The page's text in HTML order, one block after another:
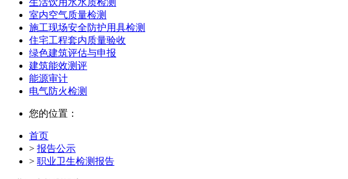
生活饮用水水质检测
室内空气质量检测
施工现场安全防护用具检测
住宅工程套内质量验收
绿色建筑评估与申报
建筑能效测评
能源审计
电气防火检测
您的位置：
首页
> 报告公示
> 职业卫生检测报告